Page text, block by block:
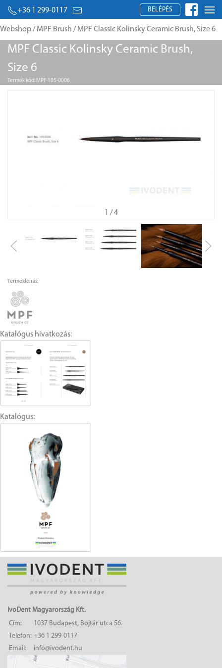
+36 1 299-0117 BELÉPÉS
Webshop/ MPF Brush / MPF Classic Kolinsky Ceramic Brush, Size 6
MPF Classic Kolinsky Ceramic Brush,
Size 6
Termék kód: MPF-105-0006
1 / 4
Termékleírás:
Katalógus hivatkozás:
Katalógus:
IvoDent Magyarország Kft.
Cím:
1037 Budapest, Bojtár utca 56.
Telefon: +36 1 299-0117
Email:
info@ivodent.hu